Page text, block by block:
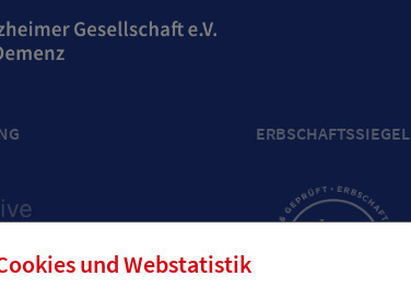
und Webstatistik
ERBSCHAFTSSIEGEL